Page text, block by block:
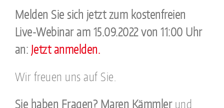
Melden Sie sich jetzt zum kostenfreien
Live-Webinar am 15.09.2022 von 11:00 Uhr
an: Jetzt anmelden.
Wir freuen uns auf Sie.
Sie haben Fragen? Maren Kämmlerund